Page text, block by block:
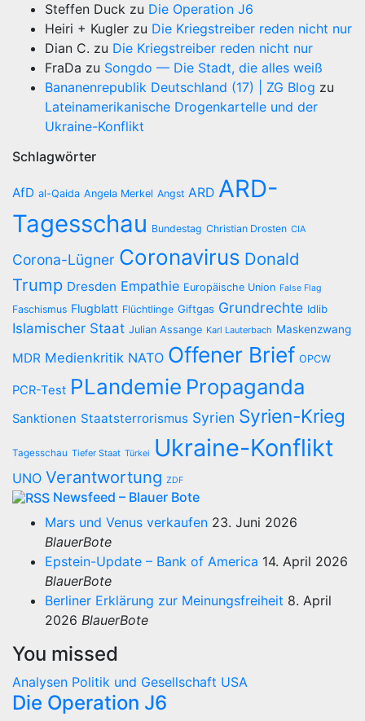
Steffen Duck zu Die Operation J6
Heiri + Kugler zu Die Kriegstreiber reden nicht nur
Dian C. zu Die Kriegstreiber reden nicht nur
FraDa zu Songdo — Die Stadt, die alles weiß
Bananenrepublik Deutschland (17) | ZG Blog zu
Lateinamerikanische Drogenkartelle und der
Ukraine-Konflikt
Schlagwörter
AfD al-Qaida Angela Merkel Angst ARD ARD-
Tagesschau Bundestag Christian Drosten CIA
Corona-Lügner Coronavirus Donald
Trump Dresden Empathie Europäische Union False Flag
Faschismus Flugblatt Flüchtlinge Giftgas Grundrechte Idlib
Islamischer Staat Julian Assange Karl Lauterbach Maskenzwang
MDR Medienkritik NATO Offener Brief OPCW
PCR-Test PLandemie Propaganda
Sanktionen Staatsterrorismus Syrien Syrien-Krieg
Tagesschau Tiefer Staat Türkei Ukraine-Konflikt
UNO Verantwortung ZDF
Newsfeed – Blauer Bote
Mars und Venus verkaufen 23. Juni 2026
BlauerBote
Epstein-Update – Bank of America 14. April 2026
BlauerBote
Berliner Erklärung zur Meinungsfreiheit 8. April
2026 BlauerBote
You missed
Analysen Politik und Gesellschaft USA
Die Operation J6